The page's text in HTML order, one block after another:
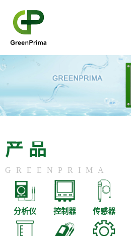
产品
GREENPRIMA
分析仪 控制器 传感器